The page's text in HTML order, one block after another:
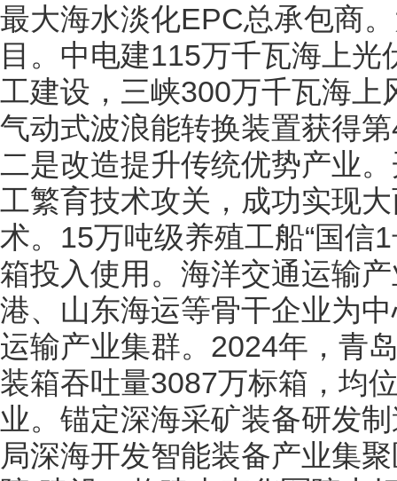
最大海水淡化EPC总承包商
目。中电建115万千瓦海上
工建设，三峡300万千瓦海
气动式波浪能转换装置获得
二是改造提升传统优势产业
工繁育技术攻关，成功实现
术。15万吨级养殖工船“国信
箱投入使用。海洋交通运输
港、山东海运等骨干企业为
运输产业集群。2024年，青
装箱吞吐量3087万标箱，均
业。锚定深海采矿装备研发
局深海开发智能装备产业集